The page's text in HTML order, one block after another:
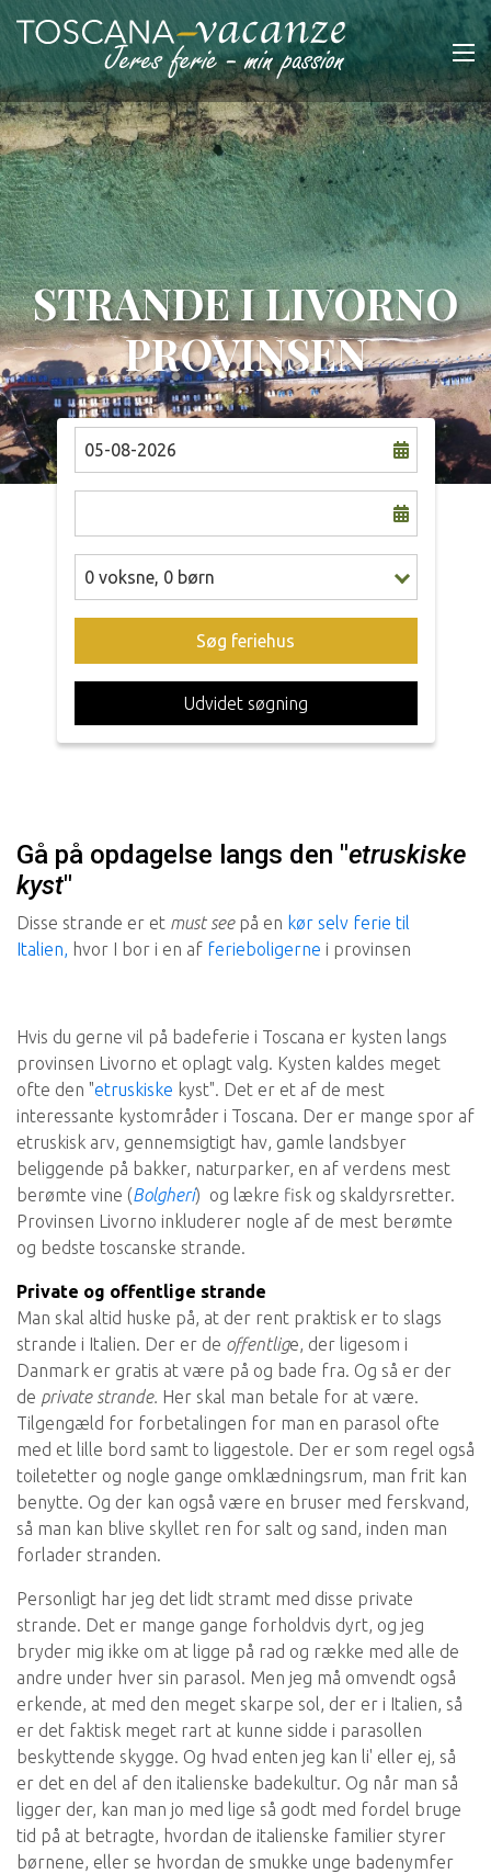
STRANDE I LIVORNO
PROVINSEN
0 voksne, 0 børn
Søg feriehus
Udvidet søgning
Gå på opdagelse langs den "etruskiske
kyst"
Disse strande er et must seepå en kør selv ferie til
Italien, hvor I bor i en af ferieboligerne i provinsen
Hvis du gerne vil på badeferie i Toscana er kysten langs
provinsen Livorno et oplagt valg. Kysten kaldes meget
ofte den "etruskiske kyst". Det er et af de mest
interessante kystområder i Toscana. Der er mange spor af
etruskisk arv, gennemsigtigt hav, gamle landsbyer
beliggende på bakker, naturparker, en af ​​verdens mest
berømte vine (Bolgheri) og lækre fisk og skaldyrsretter.
Provinsen Livorno inkluderer nogle af de mest berømte
og bedste toscanske strande.
Private og offentlige strande
Man skal altid huske på, at der rent praktisk er to slags
strande i Italien. Der er de offentlige, der ligesom i
Danmark er gratis at være på og bade fra. Og så er der
de private strande. Her skal man betale for at være.
Tilgengæld for forbetalingen for man en parasol ofte
med et lille bord samt to liggestole. Der er som regel også
toiletetter og nogle gange omklædningsrum, man frit kan
benytte. Og der kan også være en bruser med ferskvand,
så man kan blive skyllet ren for salt og sand, inden man
forlader stranden.
Personligt har jeg det lidt stramt med disse private
strande. Det er mange gange forholdvis dyrt, og jeg
bryder mig ikke om at ligge på rad og række med alle de
andre under hver sin parasol. Men jeg må omvendt også
erkende, at med den meget skarpe sol, der er i Italien, så
er det faktisk meget rart at kunne sidde i parasollen
beskyttende skygge. Og hvad enten jeg kan li' eller ej, så
er det en del af den italienske badekultur. Og når man så
ligger der, kan man jo med lige så godt med fordel bruge
tid på at betragte, hvordan de italienske familier styrer
børnene, eller se hvordan de smukke unge badenymfer